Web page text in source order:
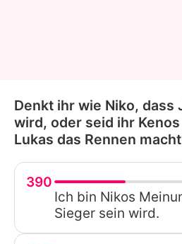
Denkt ihr wie Niko, dass
wird, oder seid ihr
Lukas das Rennen
390
Ich bin Nikos
Sieger sein wird.